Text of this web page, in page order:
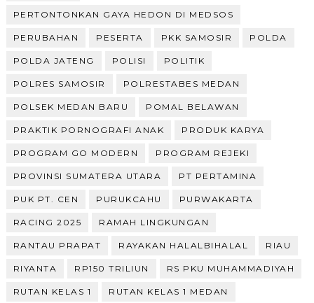
PERTONTONKAN GAYA HEDON DI MEDSOS
PERUBAHAN PESERTA PKK SAMOSIR POLDA
POLDA JATENG POLISI POLITIK
POLRES SAMOSIR POLRESTABES MEDAN
POLSEK MEDAN BARU POMAL BELAWAN
PRAKTIK PORNOGRAFI ANAK PRODUK KARYA
PROGRAM GO MODERN PROGRAM REJEKI
PROVINSI SUMATERA UTARA PT PERTAMINA
PUK PT. CEN PURUKCAHU PURWAKARTA
RACING 2025 RAMAH LINGKUNGAN
RANTAU PRAPAT RAYAKAN HALALBIHALAL RIAU
RIYANTA RP150 TRILIUN RS PKU MUHAMMADIYAH
RUTAN KELAS 1 RUTAN KELAS 1 MEDAN